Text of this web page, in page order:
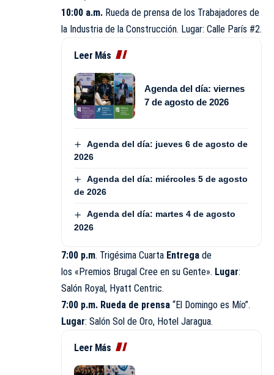
10:00 a.m. Rueda de prensa de los Trabajadores de
la Industria de la Construcción. Lugar: Calle París #2.
Leer Más
Agenda del día: viernes
7 de agosto de 2026
Agenda del día: jueves 6 de agosto de
2026
Agenda del día: miércoles 5 de agosto
de 2026
Agenda del día: martes 4 de agosto
2026
7:00 p.m. Trigésima Cuarta Entrega de
los «Premios Brugal Cree en su Gente». Lugar:
Salón Royal, Hyatt Centric.
7:00 p.m. Rueda de prensa “El Domingo es Mío”.
Lugar: Salón Sol de Oro, Hotel Jaragua.
Leer Más